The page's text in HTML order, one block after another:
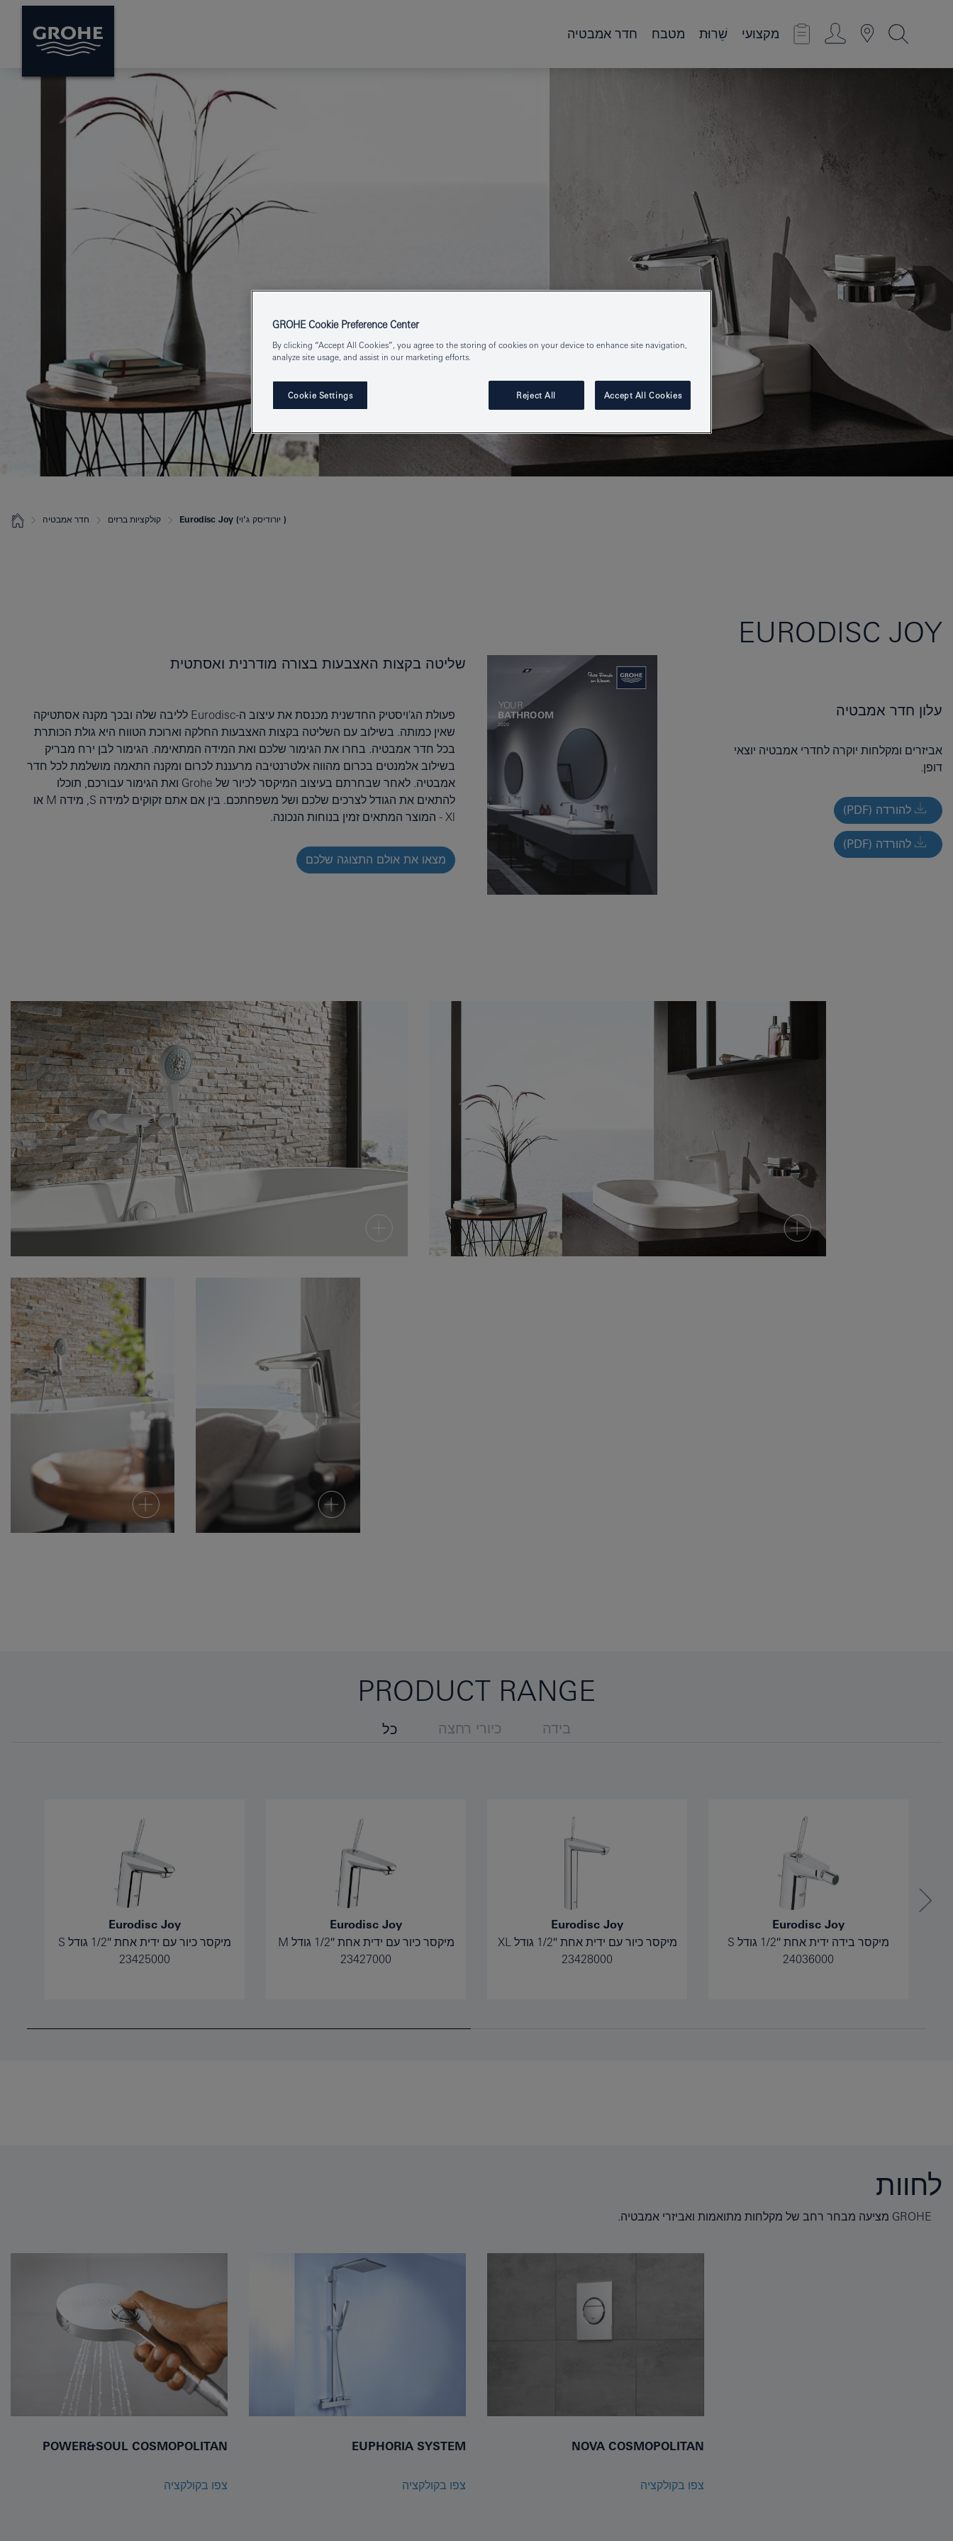
חדר אמבטיה מטבח שֵׁרוּת מקצועי
חדר אמבטיה קולקציות ברזים Eurodisc Joy (יורודיסק ג'וי )
EURODISC JOY
שליטה בקצות האצבעות בצורה מודרנית ואסתטית
פעולת הג'ויסטיק החדשנית מכנסת את עיצוב ה-Eurodisc לליבה שלה ובכך מקנה אסתטיקה
שאין כמותה. בשילוב עם השליטה בקצות האצבעות החלקה וארוכת הטווח היא גולת הכותרת
בכל חדר אמבטיה. בחרו את הגימור שלכם ואת המידה המתאימה. הגימור לבן ירח מבריק
בשילוב אלמנטים בכרום מהווה אלטרנטיבה מרעננת לכרום ומקנה התאמה מושלמת לכל חדר
אמבטיה. לאחר שבחרתם בעיצוב המיקסר לכיור של Grohe ואת הגימור עבורכם, תוכלו
להתאים את הגודל לצרכים שלכם ושל משפחתכם. בין אם אתם זקוקים למידה S, מידה M או
Xl - המוצר המתאים זמין בנוחות הנכונה.
מצאו את אולם התצוגה שלכם
עלון חדר אמבטיה
אביזרים ומקלחות יוקרה לחדרי אמבטיה יוצאי
דופן.
להורדה (PDF)
להורדה (PDF)
PRODUCT RANGE
כל כיורי רחצה בידה
Eurodisc Joy
מיקסר כיור עם ידית אחת 1/2″ גודל S
23425000
Eurodisc Joy
מיקסר כיור עם ידית אחת 1/2″ גודל M
23427000
Eurodisc Joy
מיקסר כיור עם ידית אחת 1/2″ גודל XL
23428000
Eurodisc Joy
מיקסר בידה ידית אחת 1/2″ גודל S
24036000
לחוות
GROHE מציעה מבחר רחב של מקלחות מתואמות ואביזרי אמבטיה.
POWER&SOUL COSMOPOLITAN
צפו בקולקציה
EUPHORIA SYSTEM
צפו בקולקציה
NOVA COSMOPOLITAN
צפו בקולקציה
GROHE Cookie Preference Center
By clicking “Accept All Cookies”, you agree to the storing of cookies on your device to enhance site navigation,
analyze site usage, and assist in our marketing efforts.
Cookie Settings Reject All Accept All Cookies